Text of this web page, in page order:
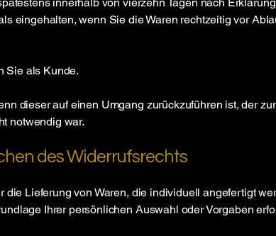
eingehalten, wenn Sie die Waren rechtzeitig vor
Sie als Kunde.
dieser auf einen Umgang zurückzuführen ist, der
notwendig war.
des Widerrufsrechts
die Lieferung von Waren, die individuell angefertigt
Ihrer persönlichen Auswahl oder Vorgaben